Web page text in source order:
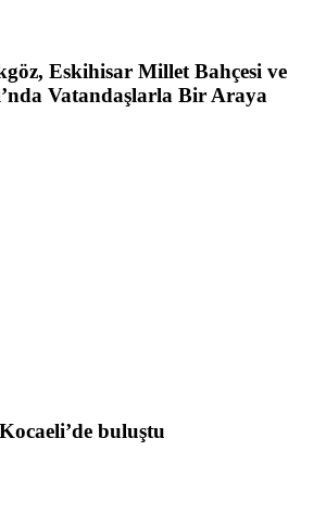
Eskihisar Millet Bahçesi ve
Vatandaşlarla Bir Araya
buluştu